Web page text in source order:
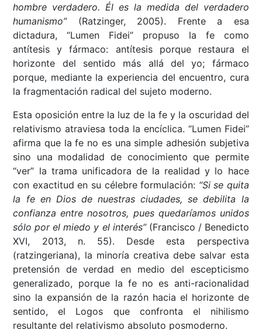
hombre verdadero. Él es la medida del verdadero
humanismo”(Ratzinger, 2005). Frente a esa
dictadura, “Lumen Fidei” propuso la fe como
antítesis y fármaco: antítesis porque restaura el
horizonte del sentido más allá del yo; fármaco
porque, mediante la experiencia del encuentro, cura
la fragmentación radical del sujeto moderno.
Esta oposición entre la luz de la fe y la oscuridad del
relativismo atraviesa toda la encíclica. “Lumen Fidei”
afirma que la fe no es una simple adhesión subjetiva
sino una modalidad de conocimiento que permite
“ver” la trama unificadora de la realidad y lo hace
con exactitud en su célebre formulación: “Si se quita
la fe en Dios de nuestras ciudades, se debilita la
confianza entre nosotros, pues quedaríamos unidos
sólo por el miedo y el interés”(Francisco / Benedicto
XVI, 2013, n. 55). Desde esta perspectiva
(ratzingeriana), la minoría creativa debe salvar esta
pretensión de verdad en medio del escepticismo
generalizado, porque la fe no es anti-racionalidad
sino la expansión de la razón hacia el horizonte de
sentido, el Logos que confronta el nihilismo
resultante del relativismo absoluto posmoderno.